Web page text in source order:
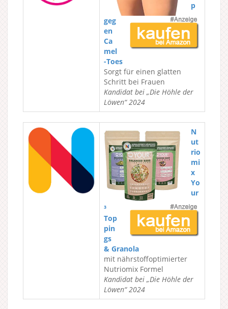
p
geg
en
Ca
mel
-Toes
Sorgt für einen glatten
Schritt bei Frauen
Kandidat bei „Die Höhle der
Löwen“ 2024
N
ut
rio
mi
x
Yo
ur
³
Top
pin
gs
& Granola
mit nährstoffoptimierter
Nutriomix Formel
Kandidat bei „Die Höhle der
Löwen“ 2024